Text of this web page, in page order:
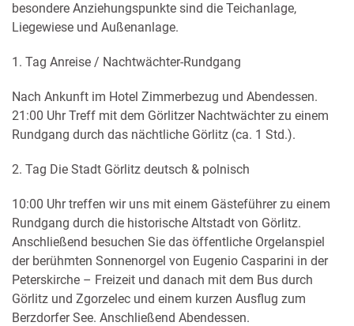
besondere Anziehungspunkte sind die Teichanlage,
Liegewiese und Außenanlage.
1. Tag Anreise / Nachtwächter-Rundgang
Nach Ankunft im Hotel Zimmerbezug und Abendessen.
21:00 Uhr Treff mit dem Görlitzer Nachtwächter zu einem
Rundgang durch das nächtliche Görlitz (ca. 1 Std.).
2. Tag Die Stadt Görlitz deutsch & polnisch
10:00 Uhr treffen wir uns mit einem Gästeführer zu einem
Rundgang durch die historische Altstadt von Görlitz.
Anschließend besuchen Sie das öffentliche Orgelanspiel
der berühmten Sonnenorgel von Eugenio Casparini in der
Peterskirche – Freizeit und danach mit dem Bus durch
Görlitz und Zgorzelec und einem kurzen Ausflug zum
Berzdorfer See. Anschließend Abendessen.